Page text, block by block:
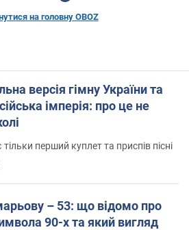
на головну OBOZ
версія гімну України та
імперія: про це не
перший куплет та приспів пісні
– 53: що відомо про
90-х та який вигляд